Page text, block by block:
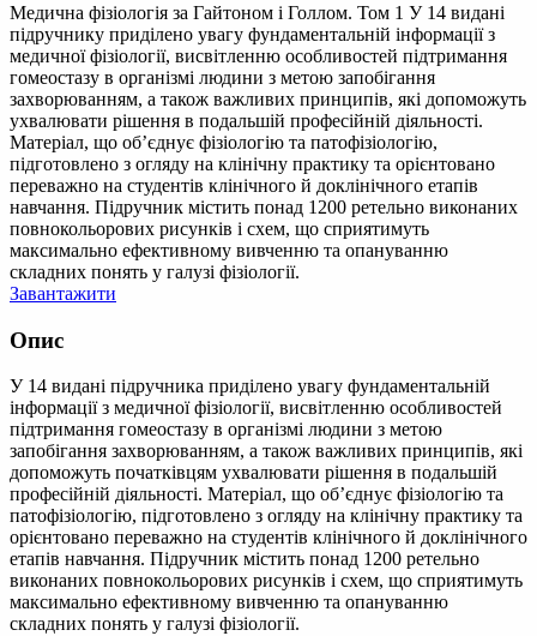
Медична фізіологія за Гайтоном і Голлом. Том 1 У 14 видані
підручнику приділено увагу фундаментальній інформації з
медичної фізіології, висвітленню особливостей підтримання
гомеостазу в організмі людини з метою запобігання
захворюванням, а також важливих принципів, які допоможуть
ухвалювати рішення в подальшій професійній діяльності.
Матеріал, що об’єднує фізіологію та патофізіологію,
підготовлено з огляду на клінічну практику та орієнтовано
переважно на студентів клінічного й доклінічного етапів
навчання. Підручник містить понад 1200 ретельно виконаних
повнокольорових рисунків і схем, що сприятимуть
максимально ефективному вивченню та опануванню
складних понять у галузі фізіології.
Завантажити
Опис
У 14 видані підручника приділено увагу фундаментальній
інформації з медичної фізіології, висвітленню особливостей
підтримання гомеостазу в організмі людини з метою
запобігання захворюванням, а також важливих принципів, які
допоможуть початківцям ухвалювати рішення в подальшій
професійній діяльності. Матеріал, що об’єднує фізіологію та
патофізіологію, підготовлено з огляду на клінічну практику та
орієнтовано переважно на студентів клінічного й доклінічного
етапів навчання. Підручник містить понад 1200 ретельно
виконаних повнокольорових рисунків і схем, що сприятимуть
максимально ефективному вивченню та опануванню
складних понять у галузі фізіології.